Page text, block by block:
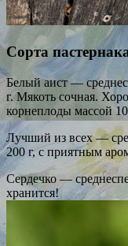
Сорта
Белый аист —
г. Мякоть сочная.
корнеплоды массой
Лучший из всех —
200 г, с приятным
Сердечко —
хранится!